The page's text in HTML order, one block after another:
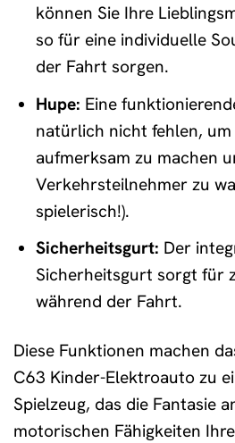
können Sie Ihre
so für eine individuelle
der Fahrt sorgen.
Hupe: Eine
natürlich nicht fehlen, um
aufmerksam zu machen
Verkehrsteilnehmer zu
spielerisch!).
Sicherheitsgurt: Der
Sicherheitsgurt sorgt für
während der Fahrt.
Diese Funktionen machen
C63 Kinder-Elektroauto zu
Spielzeug, das die Fantasie
motorischen Fähigkeiten